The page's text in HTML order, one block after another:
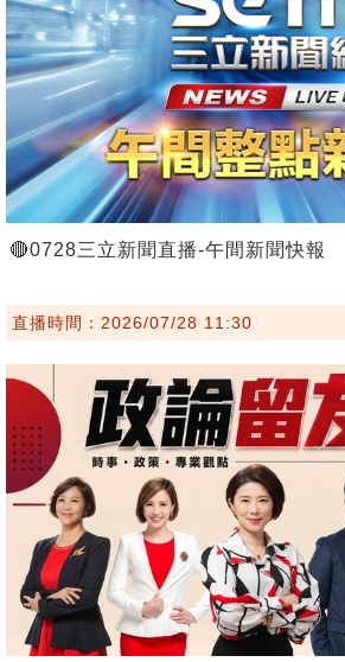
🔴0728三立新聞直播-午間新聞快報
直播時間：2026/07/28 11:30